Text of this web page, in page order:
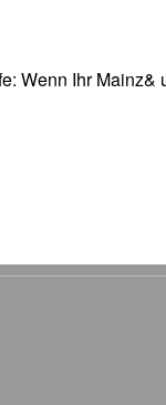
Wenn Ihr